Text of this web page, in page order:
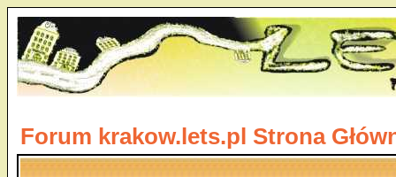
Forum krakow.lets.pl Strona